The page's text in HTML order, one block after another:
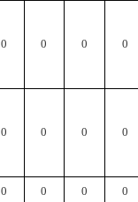
0 0 0 0
0 0 0 0
0 0 0 0